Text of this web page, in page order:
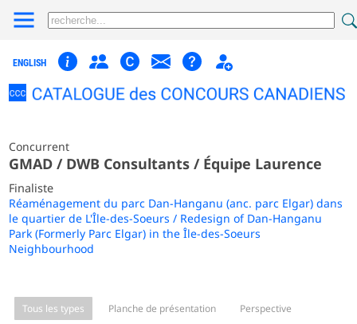
ENGLISH
Concurrent
GMAD / DWB Consultants / Équipe Laurence
Finaliste
Réaménagement du parc Dan-Hanganu (anc. parc Elgar) dans
le quartier de L'Île-des-Soeurs / Redesign of Dan-Hanganu
Park (Formerly Parc Elgar) in the Île-des-Soeurs
Neighbourhood
Tous les types Planche de présentation
Perspective